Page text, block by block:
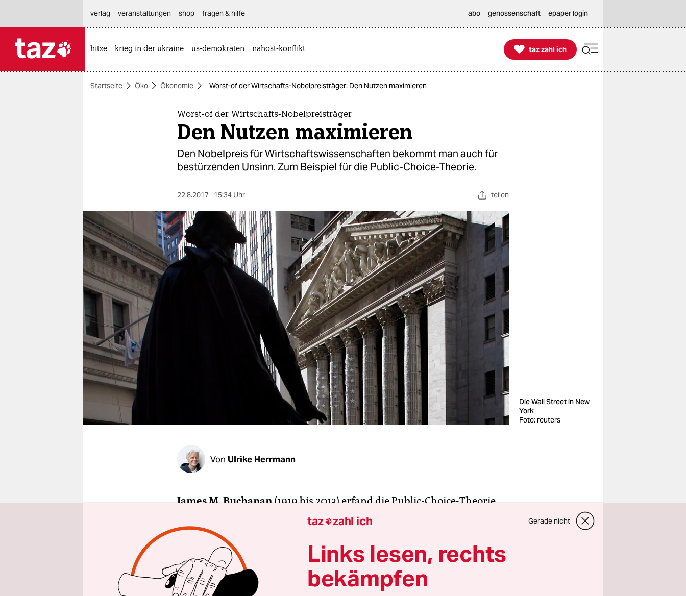
themen
berlin
nord
wahrheit
verlag
verlag
veranstaltungen
shop
fragen & hilfe
unterstützen
abo
verlag
veranstaltungen shop fragen & hilfe abo genossenschaft epaper login
hitze krieg in der ukraine us-demokraten nahost-konflikt 
taz zahl ich
taz zahl ich
Startseite Öko Ökonomie Worst-of der Wirtschafts-Nobelpreisträger: Den Nutzen maximieren
Worst-of der Wirtschafts-Nobelpreisträger
Den Nutzen maximieren
Den Nobelpreis für Wirtschaftswissenschaften bekommt man auch für
bestürzenden Unsinn. Zum Beispiel für die Public-Choice-Theorie.
22.8.2017 15:34 Uhr teilen
Die Wall Street in New
York
Foto: reuters
Von Ulrike Herrmann
James M. Buchanan(1919 bis 2013) erfand die Public-Choice-Theorie.
Die Grundidee: Demokratie sei „Zwang“. Denn um wiedergewählt zu
werden, würden die Politiker ständig Wahlgeschenke verteilen, die die
Reichen mit ihren Steuern finanzieren müssten. Um diese
„diskriminierende Ausbeutung“ der Wohlhabenden zu beenden,
formulierte Buchanan das „Prinzip der Einstimmigkeit“. Bei ihm ist
eine politische Maßnahme nur dann im „öffentlichen Interesse“, wenn
taz zahl ich Gerade nicht
Links lesen, rechts
bekämpfen